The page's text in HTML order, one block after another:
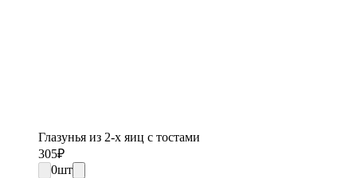
Глазунья из 2-х яиц с тостами
305₽
0шт